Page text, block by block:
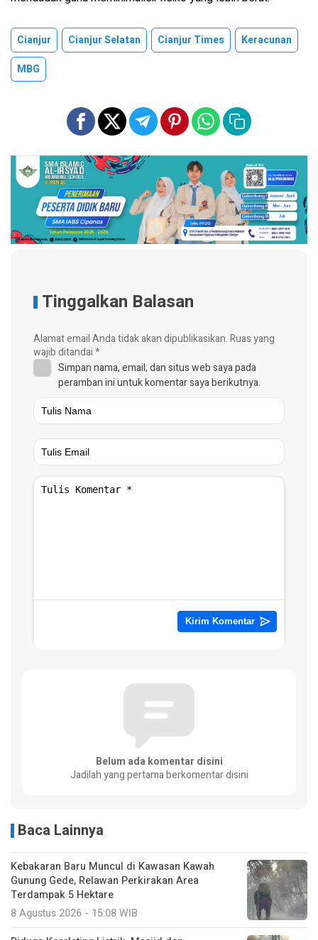
Cianjur Cianjur Selatan Cianjur Times
Keracunan
MBG
Tinggalkan Balasan
Alamat email Anda tidak akan dipublikasikan.Ruas yang
wajib ditandai*
Simpan nama, email, dan situs web saya pada
peramban ini untuk komentar saya berikutnya.
Belum ada komentar disini
Jadilah yang pertama berkomentar disini
Baca Lainnya
Kebakaran Baru Muncul di Kawasan Kawah
Gunung Gede, Relawan Perkirakan Area
Terdampak 5 Hektare
8 Agustus 2026 - 15:08 WIB